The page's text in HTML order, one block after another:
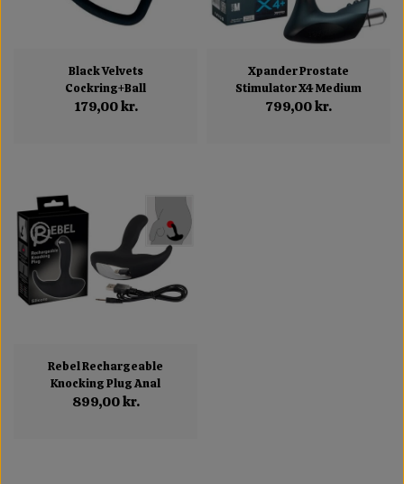
Black Velvets
Cockring+Ball
179,00 kr.
Xpander Prostate
Stimulator X4 Medium
799,00 kr.
Rebel Rechargeable
Knocking Plug Anal
899,00 kr.